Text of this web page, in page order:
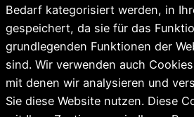
Bedarf kategorisiert werden, in
gespeichert, da sie für das
grundlegenden Funktionen der
sind. Wir verwenden auch
mit denen wir analysieren und
Sie diese Website nutzen. Diese